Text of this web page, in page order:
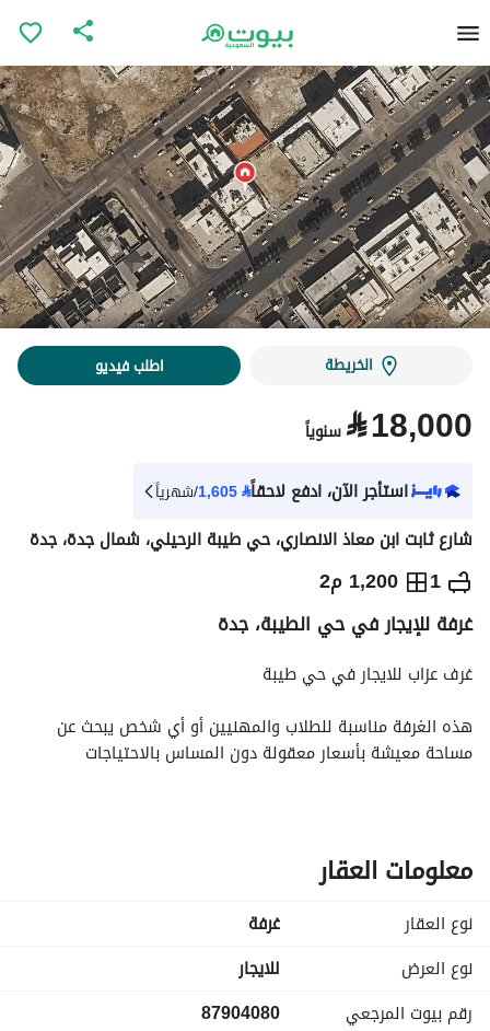
الخريطة اطلب فيديو
⃁18,000 سنوياً
استأجر الآن، ادفع لاحقاً⃁
1,605/شهرياً
شارع ثابت ابن معاذ الانصاري، حي طيبة الرحيلي، شمال جدة، جدة
1 1,200 م2 ⃁
18,000 سنوياً
الإعلان الاماكن القريبة
غرفة للإيجار في حي الطيبة، جدة
غرف عزاب للايجار في حي طيبة
متوفر 8 غرف بمكيفات راكبة
- غرف بدورة مياة مستقلة
- غرف بدورة مياة مشتركة
*الايجار شامل الكهرباء
معلومات العقار
نوع العقار
غرفة
نوع العرض
للايجار
رقم بيوت المرجعي
87904080